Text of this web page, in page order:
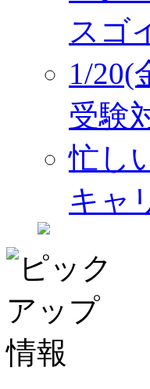
スゴ
1/20(
受験
忙し
キャ